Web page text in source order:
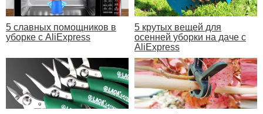
5 славных помощников в
уборке с AliExpress
5 крутых вещей для
осенней уборки на даче с
AliExpress